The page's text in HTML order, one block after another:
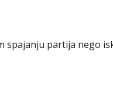
spajanju partija nego